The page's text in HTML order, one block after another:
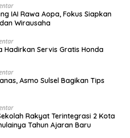
IAI Rawa Aopa, Fokus Siapkan
Wirausaha
Hadirkan Servis Gratis Honda
Asmo Sulsel Bagikan Tips
Rakyat Terintegrasi 2 Kota
Tahun Ajaran Baru